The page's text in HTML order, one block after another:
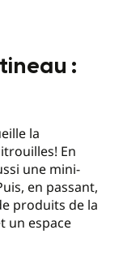
:
la
En
une mini-
en passant,
produits de la
un espace